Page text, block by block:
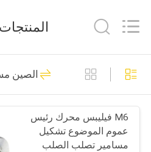
الصفحة
الرئيسية
منتجات
LTD.
مسامير قفل
90
المنتجات
الصين
M6 فيليبس محرك رئيس
عموم الموضوع تشكيل
مسامير تصلب الصلب